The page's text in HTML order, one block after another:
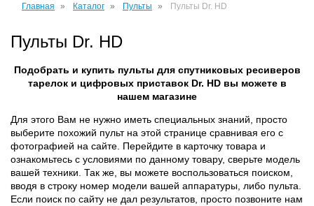
Главная Каталог Пульты Пульты Dr. HD
Пульты Dr. HD
Подобрать и купить пульты для спутниковых ресиверов
тарелок и цифровых приставок Dr. HD вы можете в
нашем магазине
Для этого Вам не нужно иметь специальных знаний, просто
выберите похожий пульт на этой странице сравнивая его с
фотографией на сайте. Перейдите в карточку товара и
ознакомьтесь с условиями по данному товару, сверьте модель
вашей техники. Так же, вы можете воспользоваться поиском,
вводя в строку номер модели вашей аппаратуры, либо пульта.
Если поиск по сайту не дал результатов, просто позвоните нам